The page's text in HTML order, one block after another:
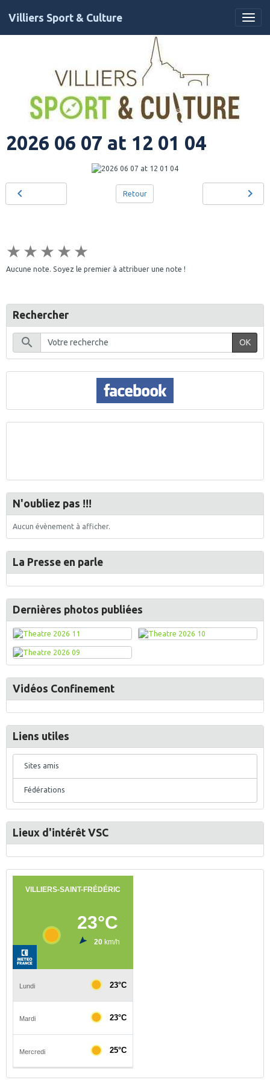
Villiers Sport & Culture
2026 06 07 at 12 01 04
Retour
★ ★ ★ ★ ★
Aucune note. Soyez le premier à attribuer une note !
Rechercher
OK
N'oubliez pas !!!
Aucun évènement à afficher.
La Presse en parle
Dernières photos publiées
Vidéos Confinement
Liens utiles
Sites amis
Fédérations
Lieux d'intérêt VSC